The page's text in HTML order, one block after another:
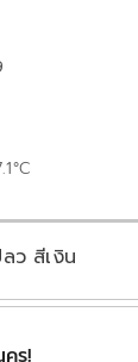
ลว สีเงิน
รู!